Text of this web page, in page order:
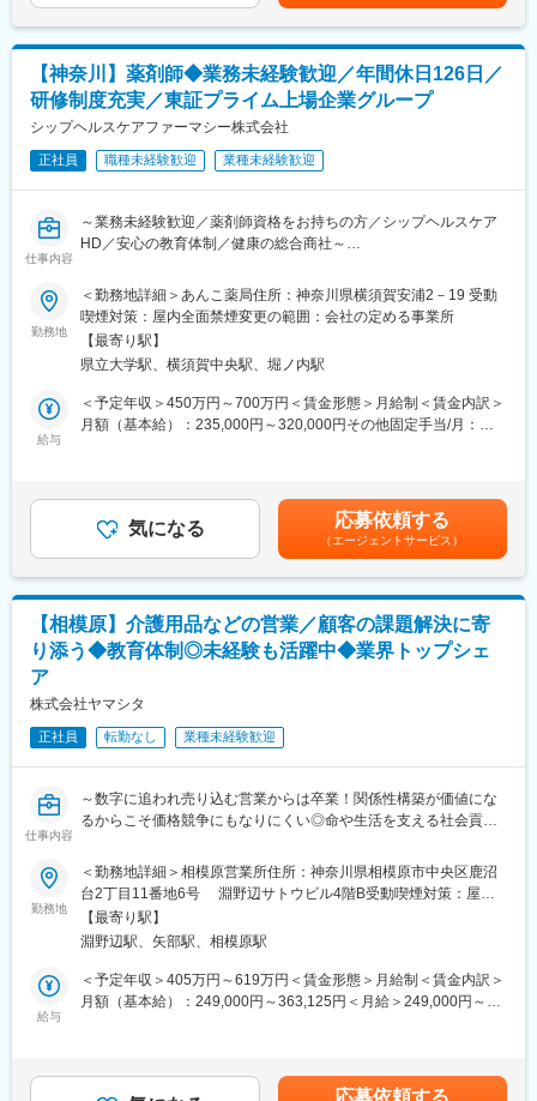
■評価制度
各グレードごとにスキル項目を設定。売上目標の達成率だけでは
なくプロセスも評価。顧客への向き合い方や提案力がキャリアに
直結。
■キャリアパス
未経験から2年でリーダー、9年で複数営業所を統括するブロック
長など、営業としてのスキルアップだけでなく、マネジメントへ
変更の範囲：会社の定める業務
・商品勉強会等で接点を確保した新規顧客の開拓
■就業環境：
営業組織は平均残業時間が20時間となっています。また休日は携
帯やPCの使用はできず、チームで対応できる体制を組んでいるた
■フォロー体制
他業界からの転職者が7割のため研修制度が充実しています。
各グレードごとにスキル項目を設定し売上目標の達成率だけでは
なく、プロセスも評価される制度設計になっています。また昇格
戦できる環境となっています。
■キャリアパス
未経験から2年でリーダー、9年で複数営業所を統括するブロック
長など、営業としてのスキルアップだけでなく、マネジメントへ
■魅力点：
・顧客折衝経験が活かせる！販売店の店長など未経験者の入社実
・成果とプロセスが評価される明確な評価制度あり！最大年４回
の昇進・昇格制度により、スピード感をもったキャリア形成も可
能
・社会貢献性の高い介護業界にてトップ級シェア！売上も右肩上
がり。2030年に業界No.1になることを目指して全国で増員募集
変更の範囲：会社の定める業務
ります。月給(月額)は固定手当を含めた表記です。
【神奈川】薬剤師◆業務未経験歓迎／年間休日126日／
研修制度充実／東証プライム上場企業グループ
シップヘルスケアファーマシー株式会社
正社員 職種未経験歓迎 業種未経験歓迎
仕事内容
～業務未経験歓迎／薬剤師資格をお持ちの方／シップヘルスケア
HD／安心の教育体制／健康の総合商社～
■仕事内容：
処方監査、調剤、服薬支援、薬歴管理、在宅業務、OTC販売など
■診療科目：
一般内科／消化器内科／循環器内科／呼吸器内科／神経内科／脳
神経外科／整形外科／精神科・心療内科／眼科／耳鼻咽喉科／皮
膚科／泌尿器科／小児科
■当社について：
保険薬局だけでなく、有料老人ホームや訪問看護ステーションな
ルディングスのグループ企業でもあり、安定した環境の中で長く
働くことができます。
また、当社は次世代の薬局のあるべき形を見据えて、20年以上前
ジネスとして十分な準備ができている会社です。
■やりがいは地域貢献：
通じ、「ありがとう」の言葉をもらえることがやりがいです。地
域から多くの「ありがとう」を一緒に集めましょう
■ライフステージの変化があっても安心して働ける会社：
・当社の社員が転職活動をしなくていい環境を作る。そんな思い
から、様々な福利厚生や待遇をご用意しています。仕事もプライ
ベートも充実できる環境を作った結果、新卒3年定着率95.5％とな
変更の範囲：会社の定める業務
勤務地
＜勤務地詳細＞あんこ薬局住所：神奈川県横須賀安浦2－19 受動
喫煙対策：屋内全面禁煙変更の範囲：会社の定める事業所
【最寄り駅】
県立大学駅、横須賀中央駅、堀ノ内駅
給与
＜予定年収＞450万円～700万円＜賃金形態＞月給制＜賃金内訳＞
月額（基本給）：235,000円～320,000円その他固定手当/月：
回（6月）■賞与：年2回（7月／12月）■決算賞与あり（業績によ
り3月に支給）■研修認定薬剤師手当：5,000円賃金はあくまでも
目安の金額であり、選考を通じて上下する可能性があります。月
給(月額)は固定手当を含めた表記です。
気になる 応募依頼する
（エージェントサービス）
【相模原】介護用品などの営業／顧客の課題解決に寄
り添う◆教育体制◎未経験も活躍中◆業界トップシェ
ア
株式会社ヤマシタ
正社員 転勤なし 業種未経験歓迎
仕事内容
～数字に追われ売り込む営業からは卒業！関係性構築が価値にな
るからこそ価格競争にもなりにくい◎命や生活を支える社会貢献
◇自動車ディーラーや保険営業など、他業界からの入社が7割！充
実の研修制度
◇生成AIを活用し再現性の高い営業が可能！チーム制で働きやす
く、且つ質の高いサービスを提供
◇成果とプロセスが評価される明確な評価制度あり！最大年４回
の昇進・昇格制度により、スピード感をもったキャリア形成も可
能
◇業界トップ級シェア！売上も右肩上がり。2030年に業界No.1に
＼逆算思考・行動が活きる／
勤務地
＜勤務地詳細＞相模原営業所住所：神奈川県相模原市中央区鹿沼
台2丁目11番地6号 淵野辺サトウビル4階B受動喫煙対策：屋内
全面禁煙変更の範囲：会社の定める事業所（リモートワーク含
む）
【最寄り駅】
淵野辺駅、矢部駅、相模原駅
給与
＜予定年収＞405万円～619万円＜賃金形態＞月給制＜賃金内訳＞
月額（基本給）：249,000円～363,125円＜月給＞249,000円～
万（月給36万＋賞与＋諸手当）・所長：入社5年目760万（月給44
応募依頼する